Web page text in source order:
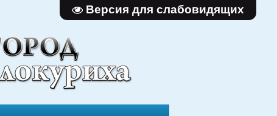
Версия для слабовидящих